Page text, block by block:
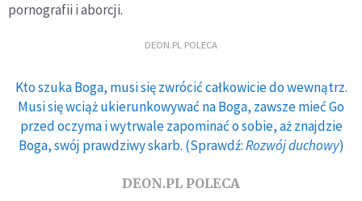
pornografii i aborcji.
DEON.PL POLECA
Kto szuka Boga, musi się zwrócić całkowicie do wewnątrz.
Musi się wciąż ukierunkowywać na Boga, zawsze mieć Go
przed oczyma i wytrwale zapominać o sobie, aż znajdzie
Boga, swój prawdziwy skarb. (Sprawdź:Rozwój duchowy)
DEON.PL POLECA